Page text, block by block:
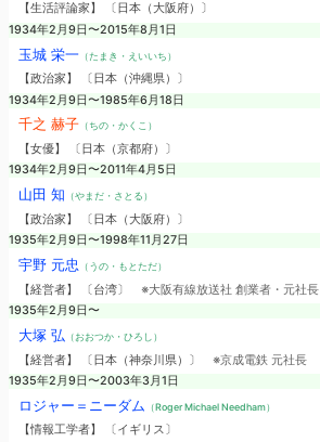
【生活評論家】 〔日本（大阪府）〕
1934年2月9日〜2015年8月1日
玉城 栄一（たまき・えいいち）
【政治家】 〔日本（沖縄県）〕
1934年2月9日〜1985年6月18日
千之 赫子（ちの・かくこ）
【女優】 〔日本（京都府）〕
1934年2月9日〜2011年4月5日
山田 知 （やまだ・さとる）
【政治家】 〔日本（大阪府）〕
1935年2月9日〜1998年11月27日
宇野 元忠 （うの・もとただ）
【経営者】 〔台湾〕 ※大阪有線放送社 創業者・元社長
1935年2月9日〜
大塚 弘 （おおつか・ひろし）
【経営者】 〔日本（神奈川県）〕 ※京成電鉄 元社長
1935年2月9日〜2003年3月1日
ロジャー＝ニーダム （Roger Michael Needham）
【情報工学者】 〔イギリス〕